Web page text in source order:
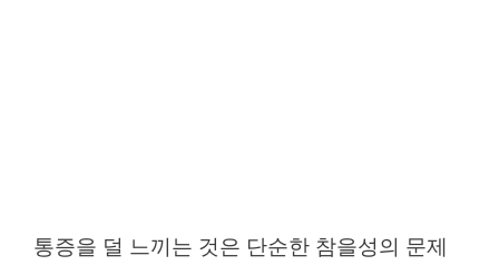
통증을 덜 느끼는 것은 단순한 참을성의 문제